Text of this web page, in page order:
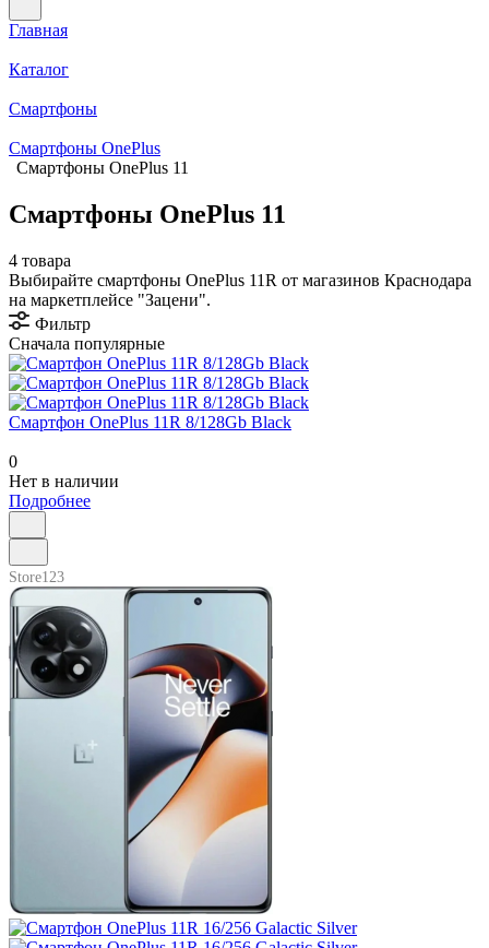
Главная
Каталог
Смартфоны
Смартфоны OnePlus
Смартфоны OnePlus 11
Смартфоны OnePlus 11
4 товара
Выбирайте смартфоны OnePlus 11R от магазинов Краснодара
на маркетплейсе "Зацени".
Фильтр
Сначала популярные
Смартфон OnePlus 11R 8/128Gb Black
0
Нет в наличии
Подробнее
Store123